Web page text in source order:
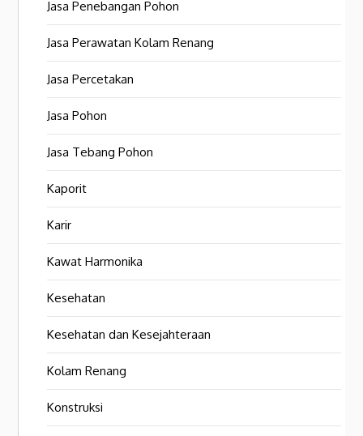
Jasa Penebangan Pohon
Jasa Perawatan Kolam Renang
Jasa Percetakan
Jasa Pohon
Jasa Tebang Pohon
Kaporit
Karir
Kawat Harmonika
Kesehatan
Kesehatan dan Kesejahteraan
Kolam Renang
Konstruksi